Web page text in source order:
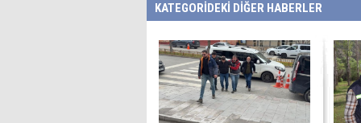
KATEGORİDEKİ DİĞER HABERLER